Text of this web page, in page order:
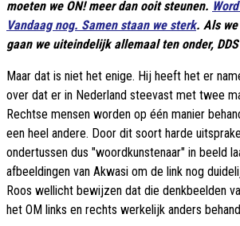
moeten we ON! meer dan ooit steunen.
Vandaag nog. Samen staan we sterk. Als
gaan we uiteindelijk allemaal ten onder,
Maar dat is niet het enige. Hij heeft het er
over dat er in Nederland steevast met twee
Rechtse mensen worden op één manier
een heel andere. Door dit soort harde
ondertussen dus "woordkunstenaar" in beeld
afbeeldingen van Akwasi om de link nog
Roos wellicht bewijzen dat die denkbeelden
het OM links en rechts werkelijk anders